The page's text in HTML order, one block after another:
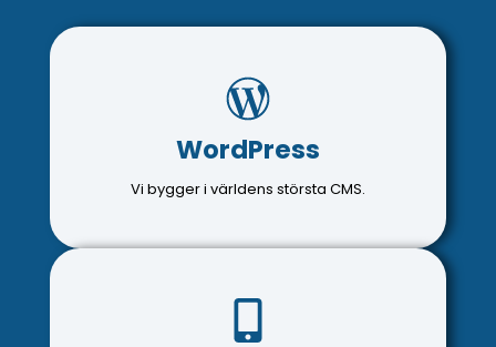
WordPress
Vi bygger i världens största CMS.
WordPress
av alla hemsidor är byggda i just WordPress. Detta
Mobil anpassad
Ofta får man betala massa extra för att hemsidan